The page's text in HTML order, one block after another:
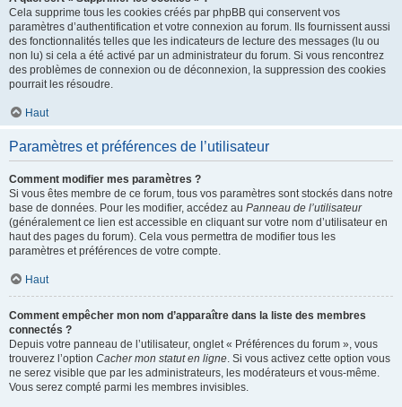
Cela supprime tous les cookies créés par phpBB qui conservent vos
paramètres d’authentification et votre connexion au forum. Ils fournissent aussi
des fonctionnalités telles que les indicateurs de lecture des messages (lu ou
non lu) si cela a été activé par un administrateur du forum. Si vous rencontrez
des problèmes de connexion ou de déconnexion, la suppression des cookies
pourrait les résoudre.
Haut
Paramètres et préférences de l’utilisateur
Comment modifier mes paramètres ?
Si vous êtes membre de ce forum, tous vos paramètres sont stockés dans notre
base de données. Pour les modifier, accédez au Panneau de l’utilisateur
(généralement ce lien est accessible en cliquant sur votre nom d’utilisateur en
haut des pages du forum). Cela vous permettra de modifier tous les
paramètres et préférences de votre compte.
Haut
Comment empêcher mon nom d’apparaître dans la liste des membres
connectés ?
Depuis votre panneau de l’utilisateur, onglet « Préférences du forum », vous
trouverez l’option Cacher mon statut en ligne. Si vous activez cette option vous
ne serez visible que par les administrateurs, les modérateurs et vous-même.
Vous serez compté parmi les membres invisibles.